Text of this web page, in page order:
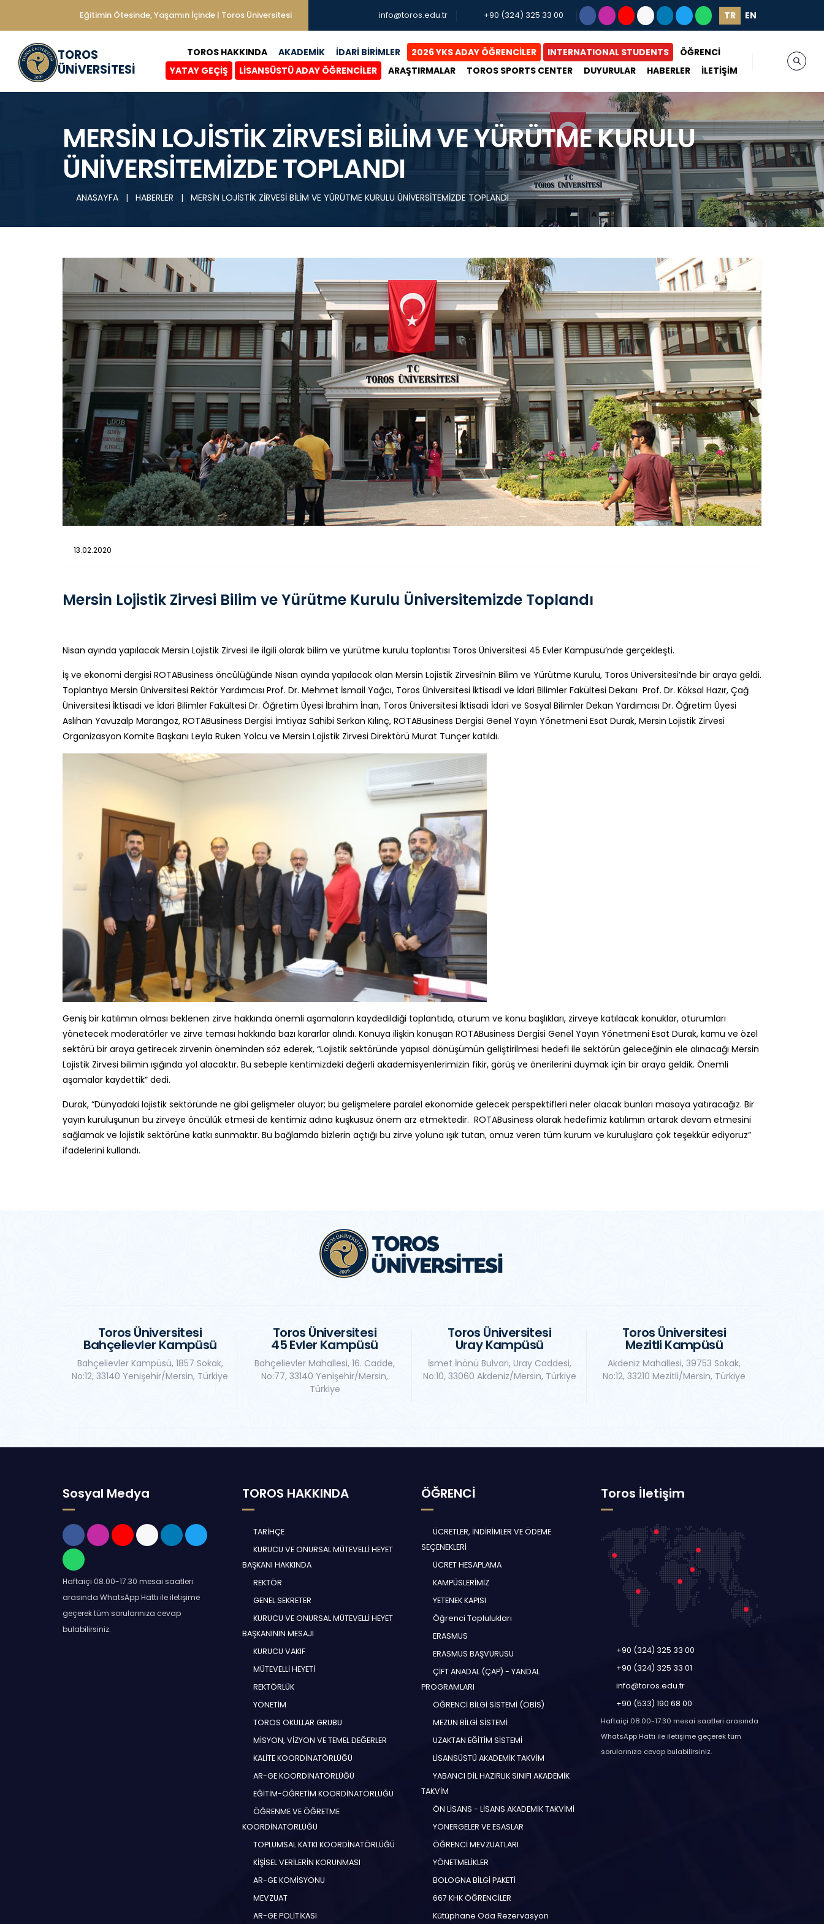
Eğitimin Ötesinde, Yaşamın İçinde | Toros Üniversitesi info@toros.edu.tr +90 (324) 325 33 00 TR EN
TOROS
ÜNİVERSİTESİ
TOROS HAKKINDA AKADEMİK İDARİ BİRİMLER 2026 YKS ADAY ÖĞRENCİLER INTERNATIONAL STUDENTS
ÖĞRENCİ
YATAY GEÇİŞ
LİSANSÜSTÜ ADAY ÖĞRENCİLER ARAŞTIRMALAR TOROS SPORTS CENTER DUYURULAR HABERLER İLETİŞİM
MERSİN LOJİSTİK ZİRVESİ BİLİM VE YÜRÜTME KURULU
ÜNİVERSİTEMİZDE TOPLANDI
ANASAYFA | HABERLER | MERSİN LOJİSTİK ZİRVESİ BİLİM VE YÜRÜTME KURULU ÜNİVERSİTEMİZDE TOPLANDI
13.02.2020
Mersin Lojistik Zirvesi Bilim ve Yürütme Kurulu Üniversitemizde Toplandı
Nisan ayında yapılacak Mersin Lojistik Zirvesi ile ilgili olarak bilim ve yürütme kurulu toplantısı Toros Üniversitesi 45 Evler Kampüsü’nde gerçekleşti.
İş ve ekonomi dergisi ROTABusiness öncülüğünde Nisan ayında yapılacak olan Mersin Lojistik Zirvesi’nin Bilim ve Yürütme Kurulu, Toros Üniversitesi’nde bir araya geldi.
Toplantıya Mersin Üniversitesi Rektör Yardımcısı Prof. Dr. Mehmet İsmail Yağcı, Toros Üniversitesi İktisadi ve İdari Bilimler Fakültesi Dekanı Prof. Dr. Köksal Hazır, Çağ
Üniversitesi İktisadi ve İdari Bilimler Fakültesi Dr. Öğretim Üyesi İbrahim İnan, Toros Üniversitesi İktisadi İdari ve Sosyal Bilimler Dekan Yardımcısı Dr. Öğretim Üyesi
Aslıhan Yavuzalp Marangoz, ROTABusiness Dergisi İmtiyaz Sahibi Serkan Kılınç, ROTABusiness Dergisi Genel Yayın Yönetmeni Esat Durak, Mersin Lojistik Zirvesi
Organizasyon Komite Başkanı Leyla Ruken Yolcu ve Mersin Lojistik Zirvesi Direktörü Murat Tunçer katıldı.
Geniş bir katılımın olması beklenen zirve hakkında önemli aşamaların kaydedildiği toplantıda, oturum ve konu başlıkları, zirveye katılacak konuklar, oturumları
yönetecek moderatörler ve zirve teması hakkında bazı kararlar alındı. Konuya ilişkin konuşan ROTABusiness Dergisi Genel Yayın Yönetmeni Esat Durak, kamu ve özel
sektörü bir araya getirecek zirvenin öneminden söz ederek, “Lojistik sektöründe yapısal dönüşümün geliştirilmesi hedefi ile sektörün geleceğinin ele alınacağı Mersin
Lojistik Zirvesi bilimin ışığında yol alacaktır. Bu sebeple kentimizdeki değerli akademisyenlerimizin fikir, görüş ve önerilerini duymak için bir araya geldik. Önemli
aşamalar kaydettik” dedi.
Durak, “Dünyadaki lojistik sektöründe ne gibi gelişmeler oluyor; bu gelişmelere paralel ekonomide gelecek perspektifleri neler olacak bunları masaya yatıracağız. Bir
yayın kuruluşunun bu zirveye öncülük etmesi de kentimiz adına kuşkusuz önem arz etmektedir. ROTABusiness olarak hedefimiz katılımın artarak devam etmesini
sağlamak ve lojistik sektörüne katkı sunmaktır. Bu bağlamda bizlerin açtığı bu zirve yoluna ışık tutan, omuz veren tüm kurum ve kuruluşlara çok teşekkür ediyoruz”
ifadelerini kullandı.
Toros Üniversitesi
Bahçelievler Kampüsü
Bahçelievler Kampüsü, 1857 Sokak,
No:12, 33140 Yenişehir/Mersin, Türkiye
Toros Üniversitesi
45 Evler Kampüsü
Bahçelievler Mahallesi, 16. Cadde,
No:77, 33140 Yenişehir/Mersin,
Türkiye
Toros Üniversitesi
Uray Kampüsü
İsmet İnönü Bulvarı, Uray Caddesi,
No:10, 33060 Akdeniz/Mersin, Türkiye
Toros Üniversitesi
Mezitli Kampüsü
Akdeniz Mahallesi, 39753 Sokak,
No:12, 33210 Mezitli/Mersin, Türkiye
Sosyal Medya
Haftaiçi 08.00-17.30 mesai saatleri
arasında WhatsApp Hattı ile iletişime
geçerek tüm sorularınıza cevap
bulabilirsiniz.
TOROS HAKKINDA
TARİHÇE
KURUCU VE ONURSAL MÜTEVELLİ HEYET
BAŞKANI HAKKINDA
REKTÖR
GENEL SEKRETER
KURUCU VE ONURSAL MÜTEVELLİ HEYET
BAŞKANININ MESAJI
KURUCU VAKIF
MÜTEVELLİ HEYETİ
REKTÖRLÜK
YÖNETİM
TOROS OKULLAR GRUBU
MİSYON, VİZYON VE TEMEL DEĞERLER
KALİTE KOORDİNATÖRLÜĞÜ
AR-GE KOORDİNATÖRLÜĞÜ
EĞİTİM-ÖĞRETİM KOORDİNATÖRLÜĞÜ
ÖĞRENME VE ÖĞRETME
KOORDİNATÖRLÜĞÜ
TOPLUMSAL KATKI KOORDİNATÖRLÜĞÜ
KİŞİSEL VERİLERİN KORUNMASI
AR-GE KOMİSYONU
MEVZUAT
AR-GE POLİTİKASI
ÖĞRENCİ
ÜCRETLER, İNDİRİMLER VE ÖDEME
SEÇENEKLERİ
ÜCRET HESAPLAMA
KAMPÜSLERİMİZ
YETENEK KAPISI
Öğrenci Toplulukları
ERASMUS
ERASMUS BAŞVURUSU
ÇİFT ANADAL (ÇAP) - YANDAL
PROGRAMLARI
ÖĞRENCİ BİLGİ SİSTEMİ (ÖBİS)
MEZUN BİLGİ SİSTEMİ
UZAKTAN EĞİTİM SİSTEMİ
LİSANSÜSTÜ AKADEMİK TAKVİM
YABANCI DİL HAZIRLIK SINIFI AKADEMİK
TAKVİM
ÖN LİSANS - LİSANS AKADEMİK TAKVİMİ
YÖNERGELER VE ESASLAR
ÖĞRENCİ MEVZUATLARI
YÖNETMELİKLER
BOLOGNA BİLGİ PAKETİ
667 KHK ÖĞRENCİLER
Kütüphane Oda Rezervasyon
Toros İletişim
+90 (324) 325 33 00
+90 (324) 325 33 01
info@toros.edu.tr
+90 (533) 190 68 00
Haftaiçi 08.00-17.30 mesai saatleri arasında
WhatsApp Hattı ile iletişime geçerek tüm
sorularınıza cevap bulabilirsiniz.